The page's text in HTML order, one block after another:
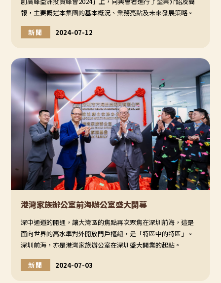
報，主要概述本集團的基本概況、業務亮點及未來發展策略。
新聞 2024-07-12
港灣家族辦公室前海辦公室盛大開幕
深中通道的開通，讓大灣區的焦點再次聚焦在深圳前海，這是
面向世界的高水準對外開放門戶樞紐，是「特區中的特區」。 ‍
深圳前海，亦是港灣家族辦公室在深圳盛大開業的起點。
新聞 2024-07-03